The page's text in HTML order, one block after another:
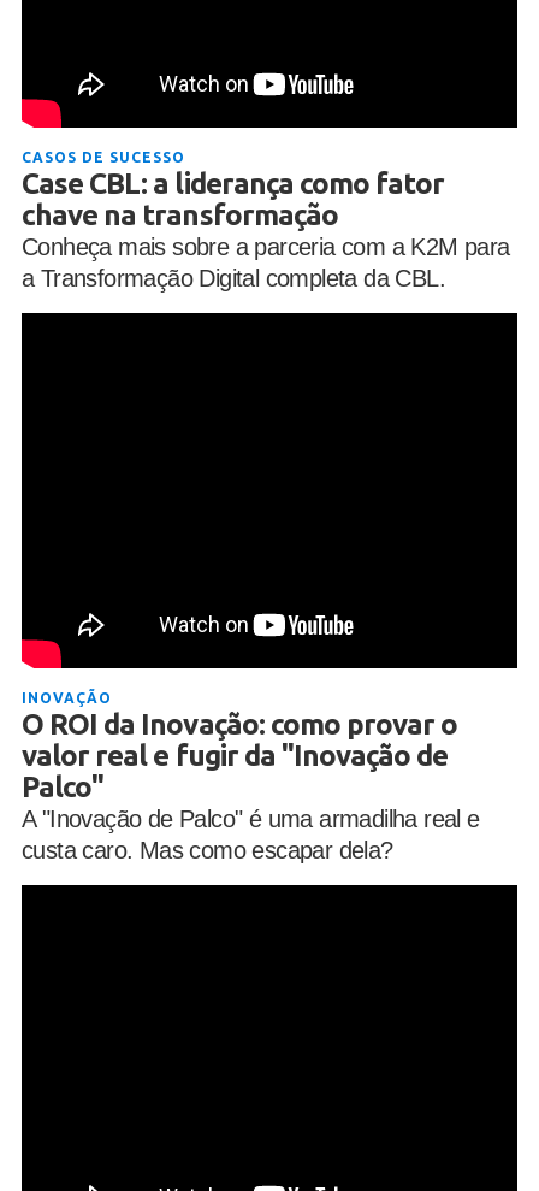
CASOS DE SUCESSO
Case CBL: a liderança como fator
chave na transformação
Conheça mais sobre a parceria com a K2M para
a Transformação Digital completa da CBL.
INOVAÇÃO
O ROI da Inovação: como provar o
valor real e fugir da "Inovação de
Palco"
A "Inovação de Palco" é uma armadilha real e
custa caro. Mas como escapar dela?